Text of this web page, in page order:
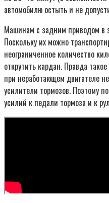
автомобилю остыть и не
Машинам с задним приводом в
Поскольку их можно
неограниченное количество
открутить кардан. Правда
при неработающем двигателе
усилители тормозов. Поэтому
усилий к педали тормоза и к